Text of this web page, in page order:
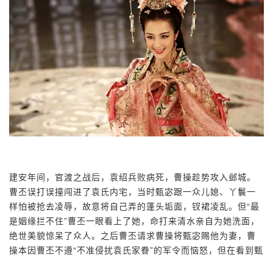
建安年间，官渡之战后，袁绍兵败病死，曹操趁势攻入邺城。
曹丕误打误撞闯进了袁氏内宅，当时甄宓跟一众儿媳、丫鬟一
样怕被抢去凌辱，故意将自己弄的蓬头垢面，钗裙凌乱。但“最
是姻缘拦不住”曹丕一眼看上了她，命打来清水亲自为她洗面，
绝世美貌惊呆了众人。之后曹丕请求曹操将甄宓赐他为妻，曹
操本因曹丕不遵“不准侵扰袁氏家眷”的军令而恼怒，但在看到甄